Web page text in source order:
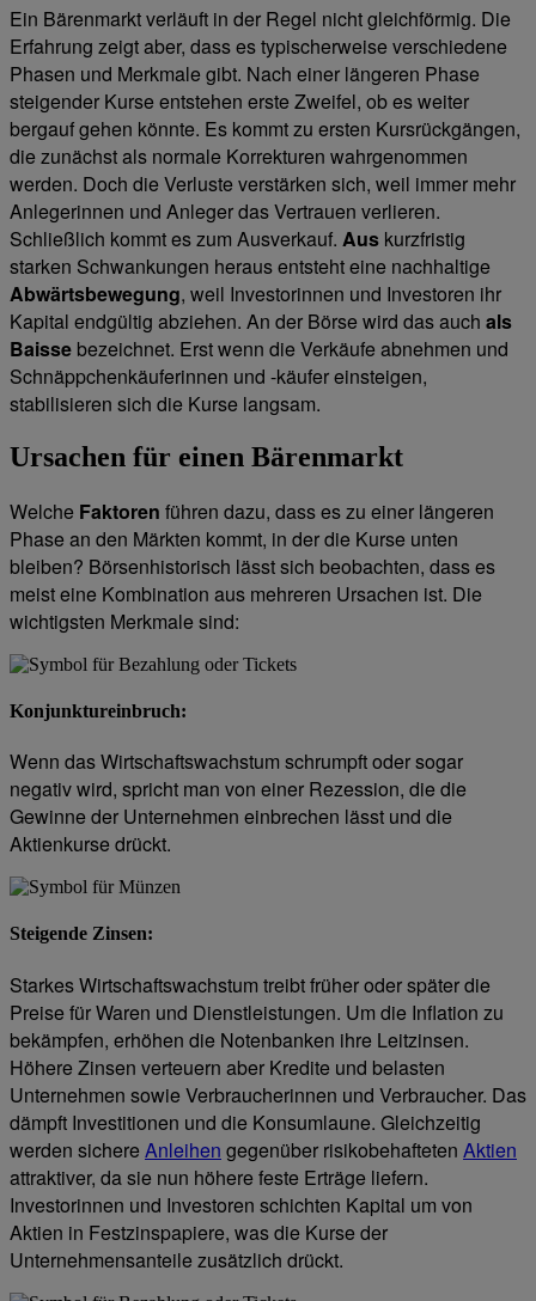
Ein Bärenmarkt verläuft in der Regel nicht gleichförmig. Die
Erfahrung zeigt aber, dass es typischerweise verschiedene
Phasen und Merkmale gibt. Nach einer längeren Phase
steigender Kurse entstehen erste Zweifel, ob es weiter
bergauf gehen könnte. Es kommt zu ersten Kursrückgängen,
die zunächst als normale Korrekturen wahrgenommen
werden. Doch die Verluste verstärken sich, weil immer mehr
Anlegerinnen und Anleger das Vertrauen verlieren.
Schließlich kommt es zum Ausverkauf. Aus kurzfristig
starken Schwankungen heraus entsteht eine nachhaltige
Abwärtsbewegung, weil Investorinnen und Investoren ihr
Kapital endgültig abziehen. An der Börse wird das auch als
Baisse bezeichnet. Erst wenn die Verkäufe abnehmen und
Schnäppchenkäuferinnen und -käufer einsteigen,
stabilisieren sich die Kurse langsam.
Ursachen für einen Bärenmarkt
Welche Faktoren führen dazu, dass es zu einer längeren
Phase an den Märkten kommt, in der die Kurse unten
bleiben? Börsenhistorisch lässt sich beobachten, dass es
meist eine Kombination aus mehreren Ursachen ist. Die
wichtigsten Merkmale sind:
Konjunktureinbruch:
Wenn das Wirtschaftswachstum schrumpft oder sogar
negativ wird, spricht man von einer Rezession, die die
Gewinne der Unternehmen einbrechen lässt und die
Aktienkurse drückt.
Steigende Zinsen:
Starkes Wirtschaftswachstum treibt früher oder später die
Preise für Waren und Dienstleistungen. Um die Inflation zu
bekämpfen, erhöhen die Notenbanken ihre Leitzinsen.
Höhere Zinsen verteuern aber Kredite und belasten
Unternehmen sowie Verbraucherinnen und Verbraucher. Das
dämpft Investitionen und die Konsumlaune. Gleichzeitig
werden sichere Anleihen gegenüber risikobehafteten Aktien
attraktiver, da sie nun höhere feste Erträge liefern.
Investorinnen und Investoren schichten Kapital um von
Aktien in Festzinspapiere, was die Kurse der
Unternehmensanteile zusätzlich drückt.